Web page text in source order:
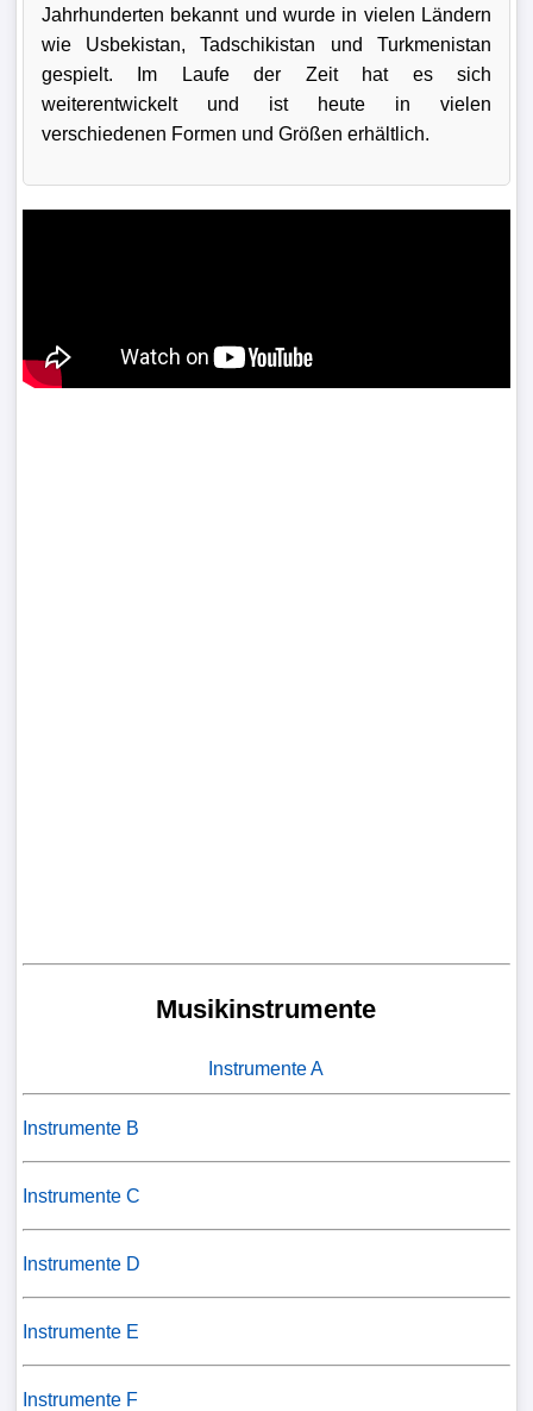
Jahrhunderten bekannt und wurde in vielen Ländern
wie Usbekistan, Tadschikistan und Turkmenistan
gespielt. Im Laufe der Zeit hat es sich
weiterentwickelt und ist heute in vielen
verschiedenen Formen und Größen erhältlich.
Musikinstrumente
Instrumente A
Instrumente B
Instrumente C
Instrumente D
Instrumente E
Instrumente F